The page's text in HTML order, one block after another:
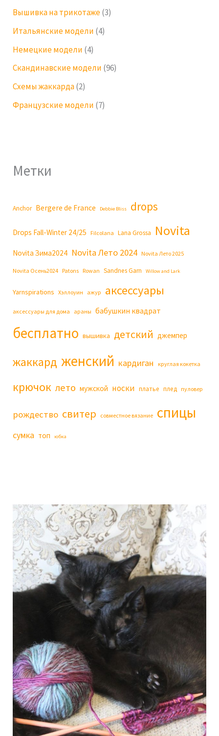
Вышивка на трикотаже(3)
Итальянские модели (4)
Немецкие модели (4)
Скандинавские модели (96)
Схемы жаккарда(2)
Французские модели (7)
Метки
Anchor Bergere de France Debbie Bliss drops
Drops Fall-Winter 24/25 Filcolana Lana Grossa Novita
Novita Зима2024 Novita Лето 2024 Novita Лето 2025
Novita Осень2024 Patons Rowan Sandnes Garn Willow and Lark
Yarnspirations Хэллоуин ажур аксессуары
аксессуары для дома араны бабушкин квадрат
бесплатно вышивка детский джемпер
жаккард женский кардиган круглая кокетка
крючок лето мужской носки платье плед пуловер
рождество свитер совместное вязание спицы
сумка топ юбка